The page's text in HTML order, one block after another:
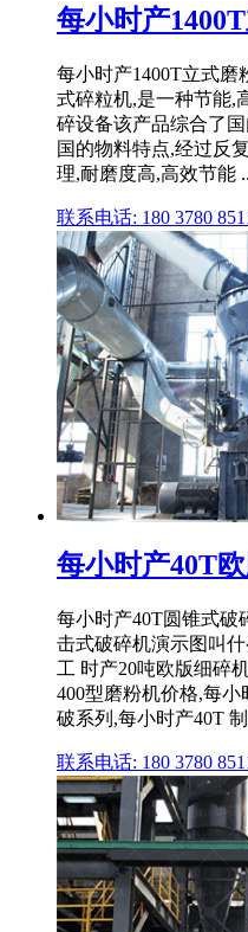
每小时产
每小时产1400T立式磨
式碎粒机,是一种节能,
碎设备该产品综合了
国的物料特点,经过反
理,耐磨度高,高效节能
联系电话: 180 3780
每小时产40T
每小时产40T圆锥式破
击式破碎机演示图叫
工 时产20吨欧版细碎
400型磨粉机价格,每
破系列,每小时产40T
联系电话: 180 3780